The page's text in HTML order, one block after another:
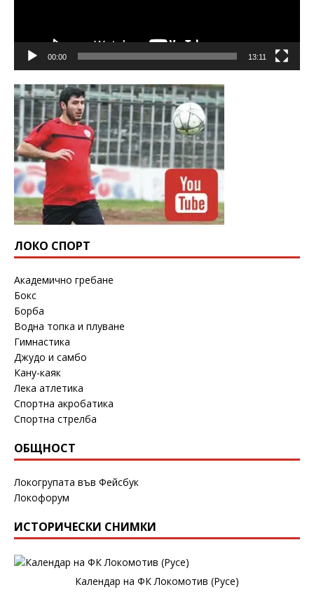
00:00 13:11
ЛОКО СПОРТ
Академично гребане
Бокс
Борба
Водна топка и плуване
Гимнастика
Джудо и самбо
Кану-каяк
Лека атлетика
Спортна акробатика
Спортна стрелба
ОБЩНОСТ
Локогрупата във Фейсбук
Локофорум
ИСТОРИЧЕСКИ СНИМКИ
Календар на ФК Локомотив (Русе)